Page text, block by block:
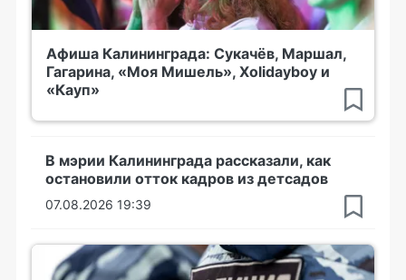
Афиша Калининграда: Сукачёв, Маршал,
Гагарина, «Моя Мишель», Xolidayboy и
«Кауп»
В мэрии Калининграда рассказали, как
остановили отток кадров из детсадов
07.08.2026 19:39